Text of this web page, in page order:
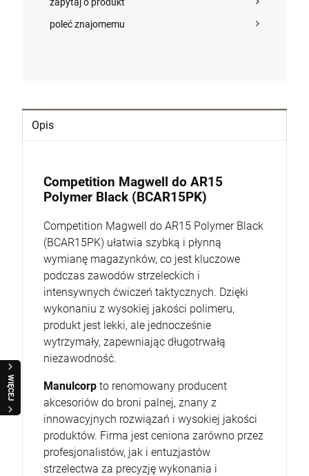
DO KOSZYKA
WIĘCEJ
zapytaj o produkt
poleć znajomemu
Opis
Competition Magwell do AR15
Polymer Black (BCAR15PK)
Competition Magwell do AR15 Polymer Black
(BCAR15PK) ułatwia szybką i płynną
wymianę magazynków, co jest kluczowe
podczas zawodów strzeleckich i
intensywnych ćwiczeń taktycznych. Dzięki
wykonaniu z wysokiej jakości polimeru,
produkt jest lekki, ale jednocześnie
wytrzymały, zapewniając długotrwałą
niezawodność.
Manulcorp to renomowany producent
akcesoriów do broni palnej, znany z
innowacyjnych rozwiązań i wysokiej jakości
produktów. Firma jest ceniona zarówno przez
profesjonalistów, jak i entuzjastów
strzelectwa za precyzję wykonania i